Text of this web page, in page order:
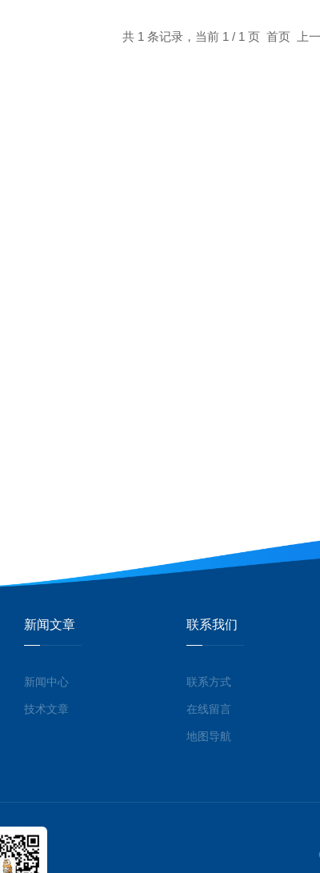
共 1 条记录，当前 1 / 1 页 首页 上
新闻文章
新闻中心
技术文章
联系我们
联系方式
在线留言
地图导航